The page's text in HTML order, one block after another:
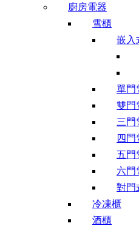
廚房電器
雪櫃
嵌入
單門
雙門
三門
四門
五門
六門
對門
冷凍櫃
酒櫃